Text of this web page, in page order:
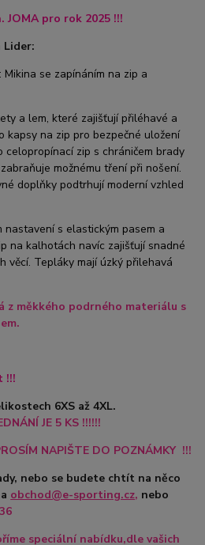
pro rok 2025 !!!
Lider:
se zapínáním na zip a
a lem, které zajišťují přiléhavé a
kapsy na zip pro bezpečné uložení
celopropínací zip s chráničem brady
možnému tření při nošení.
doplňky podtrhují moderní vzhled
s elastickým pasem a
na kalhotách navíc zajišťují snadné
věcí. Tepláky mají úzký přilehavá
z měkkého podrného materiálu s
!!!
6XS až 4XL.
JE 5 KS !!!!!!
NAPIŠTE DO POZNÁMKY !!!
nebo se budete chtít na něco
obchod@e-sporting.cz, nebo
speciální nabídku,dle vašich